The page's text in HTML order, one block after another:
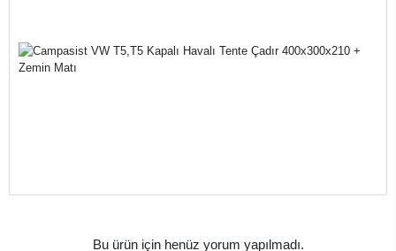
Bu ürün için henüz yorum yapılmadı.